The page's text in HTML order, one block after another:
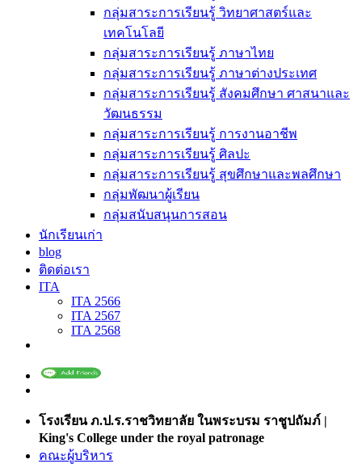
กลุ่มสาระการเรียนรู้ วิทยาศาสตร์และ
เทคโนโลยี
กลุ่มสาระการเรียนรู้ ภาษาไทย
กลุ่มสาระการเรียนรู้ ภาษาต่างประเทศ
กลุ่มสาระการเรียนรู้ สังคมศึกษา ศาสนาและ
วัฒนธรรม
กลุ่มสาระการเรียนรู้ การงานอาชีพ
กลุ่มสาระการเรียนรู้ ศิลปะ
กลุ่มสาระการเรียนรู้ สุขศึกษาและพลศึกษา
กลุ่มพัฒนาผู้เรียน
กลุ่มสนับสนุนการสอน
นักเรียนเก่า
blog
ติดต่อเรา
ITA
ITA 2566
ITA 2567
ITA 2568
โรงเรียน ภ.ป.ร.ราชวิทยาลัย ในพระบรม ราชูปถัมภ์ |
King's College under the royal patronage
คณะผู้บริหาร